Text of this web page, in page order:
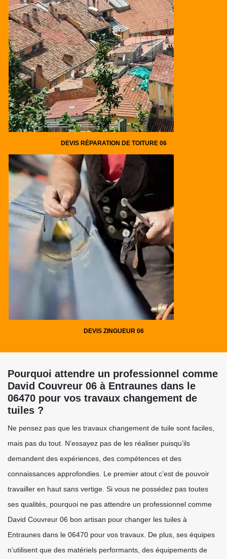
DEVIS RÉPARATION DE TOITURE 06
DEVIS ZINGUEUR 06
Pourquoi attendre un professionnel comme
David Couvreur 06 à Entraunes dans le
06470 pour vos travaux changement de
tuiles ?
Ne pensez pas que les travaux changement de tuile sont faciles,
mais pas du tout. N’essayez pas de les réaliser puisqu’ils
demandent des expériences, des compétences et des
connaissances approfondies. Le premier atout c’est de pouvoir
travailler en haut sans vertige. Si vous ne possédez pas toutes
ses qualités, pourquoi ne pas attendre un professionnel comme
David Couvreur 06 bon artisan pour changer les tuiles à
Entraunes dans le 06470 pour vos travaux. De plus, ses équipes
n’utilisent que des matériels performants, des équipements de